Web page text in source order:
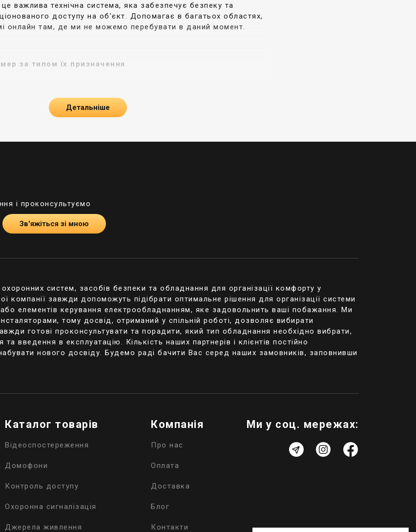
важлива технічна система, яка забезпечує безпеку та
доступу на об'єкт. Допомагає в багатьох областях,
онлайн там, де ми не можемо перебувати в даний момент.
за типом їх призначення
всі пристрої, що мають менше розширення, є застарілими.
значній відстані;
та значна економія;
поєднувати між собою, незважаючи на виробника.
включає як аналогові, так і комбіновані системи,
досить великий простір. Зазвичай таку систему
де потрібен постійний відеоконтроль.
– найпопулярніший на сьогоднішній день варіант.
до систем локальної мережі, за допомогою модему або через
методом. Дані пристрої працюють за рахунокIP-
має свою власну IP-адресу. До переваг використання
без проблем можна зберегти на потрібний
спостерігатимуть за потрібною територією;
камер.
дуже різні. Основні два, що застосовуються в
Детальніше
і проконсультуємо
Зв'яжіться зі мною
систем, засобів безпеки та обладнання для організації комфорту у
компанії завжди допоможуть підібрати оптимальне рішення для організації системи
або елементів керування електрообладнанням, яке задовольнить ваші побажання. Ми
тому досвід, отриманий у спільній роботі, дозволяє вибирати
готові проконсультувати та порадити, який тип обладнання необхідно вибрати,
введення в експлуатацію. Кількість наших партнерів і клієнтів постійно
нового досвіду. Будемо раді бачити Вас серед наших замовників, заповнивши
Каталог товарів
Відеоспостереження
Домофони
Контроль доступу
Охоронна сигналізація
Джерела живлення
Компанія
Про нас
Оплата
Доставка
Блог
Контакти
Ми у соц. мережах: